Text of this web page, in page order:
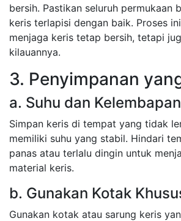
bersih. Pastikan seluruh permukaan
keris terlapisi dengan baik. Proses
menjaga keris tetap bersih, tetapi
kilauannya.
3. Penyimpanan
a. Suhu dan Kelembapan
Simpan keris di tempat yang tidak
memiliki suhu yang stabil. Hindari
panas atau terlalu dingin untuk
material keris.
b. Gunakan Kotak
Gunakan kotak atau sarung keris